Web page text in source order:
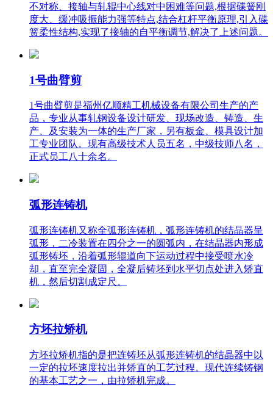
不对称、接轴与轧辊中心线对中困难等问题,根据碟簧刚
度大、缓冲吸振能力强等特点,结合杠杆平衡原理,引入碟
簧柔性结构,实现了接轴的自平衡调节,解决了上述问题。
1号曲臂剪
1号曲臂剪是福州亿顺精工机械设备有限公司生产的产
品，专业从事轧钢设备设计研发、现场改造、铸造、生
产、及安装为一体的生产厂家，另有板金、模具设计加
工专业团队。现有高级技术人员五名，中级技师八名，
正式员工八十余名。
弧形连铸机
弧形连铸机又称全弧形连铸机，弧形连铸机的结晶器呈
弧形，二冷装置在四分之一的圆弧内，在结晶器内形成
弧形铸坯，沿着弧形辊道向下运动过程中接受喷水冷
却，直至完全凝固，全凝后铸坯到水平切点处进入矫直
机，然后切割成定尺。
方坯拉矫机
方坯拉矫机指的是把连铸坯从弧形连铸机的结晶器中以
一定的拉坯速度拉出并矫直的工艺过程。现代连续铸钢
的基本工艺之一，由拉矫机完成。